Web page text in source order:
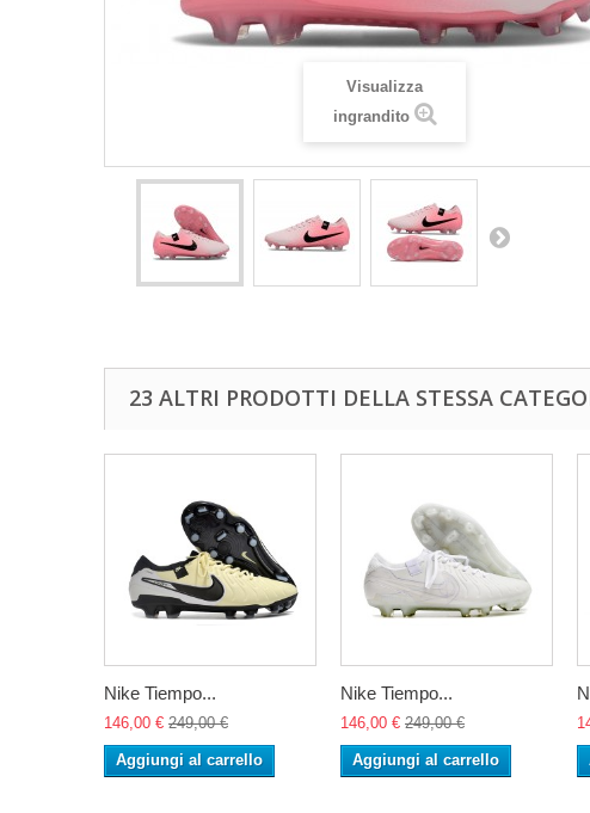
Visualizza
ingrandito
23 ALTRI PRODOTTI DELLA STESSA
Nike Tiempo...
146,00 € 249,00 €
Aggiungi al carrello
Nike Tiempo...
146,00 € 249,00 €
Aggiungi al carrello